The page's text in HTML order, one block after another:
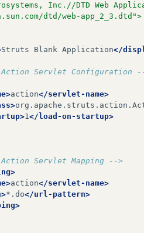
Inc.//DTD Web
dtd/web-app_2_3.dtd">
Struts Blank Application</
Servlet Configuration
action</servlet-name>
1</load-on-startup>
Servlet Mapping -->
action</servlet-name>
*.do</url-pattern>